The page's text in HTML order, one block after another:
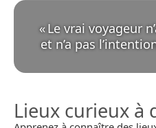
«Le vrai voyageur
et n’a pas
Lieux curieux à